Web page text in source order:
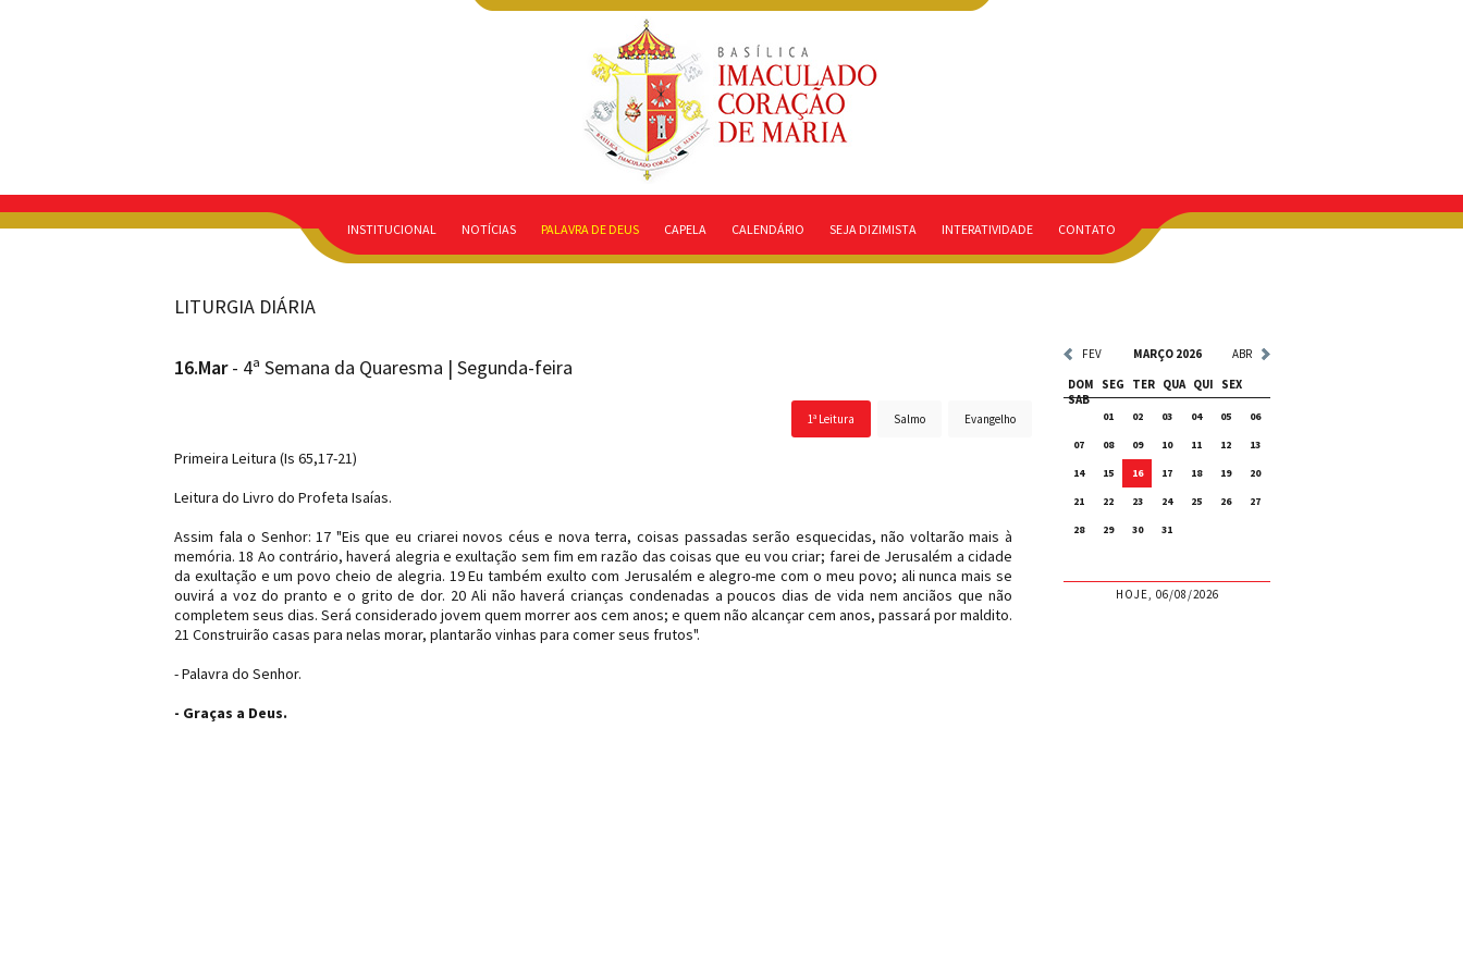
INSTITUCIONAL NOTÍCIAS PALAVRA DE DEUS CAPELA CALENDÁRIO SEJA DIZIMISTA INTERATIVIDADE CONTATO
LITURGIA DIÁRIA
FEV MARÇO 2026
ABR
DOM
SEG TER QUA QUI
SEX
SAB
01 02 03 04 05
06
07
08 09 10 11 12
13
14
15 16 17 18 19
20
21
22 23 24 25 26
27
28
29 30 31
HOJE, 06/08/2026
16.Mar- 4ª Semana da Quaresma | Segunda-feira
1ª Leitura Salmo Evangelho
Primeira Leitura (Is 65,17-21)
Leitura do Livro do Profeta Isaías.
Assim fala o Senhor: 17 "Eis que eu criarei novos céus e nova terra, coisas passadas serão esquecidas, não voltarão mais à
memória. 18 Ao contrário, haverá alegria e exultação sem fim em razão das coisas que eu vou criar; farei de Jerusalém a cidade
da exultação e um povo cheio de alegria. 19 Eu também exulto com Jerusalém e alegro-me com o meu povo; ali nunca mais se
ouvirá a voz do pranto e o grito de dor. 20 Ali não haverá crianças condenadas a poucos dias de vida nem anciãos que não
completem seus dias. Será considerado jovem quem morrer aos cem anos; e quem não alcançar cem anos, passará por maldito.
21 Construirão casas para nelas morar, plantarão vinhas para comer seus frutos".
- Palavra do Senhor.
- Graças a Deus.